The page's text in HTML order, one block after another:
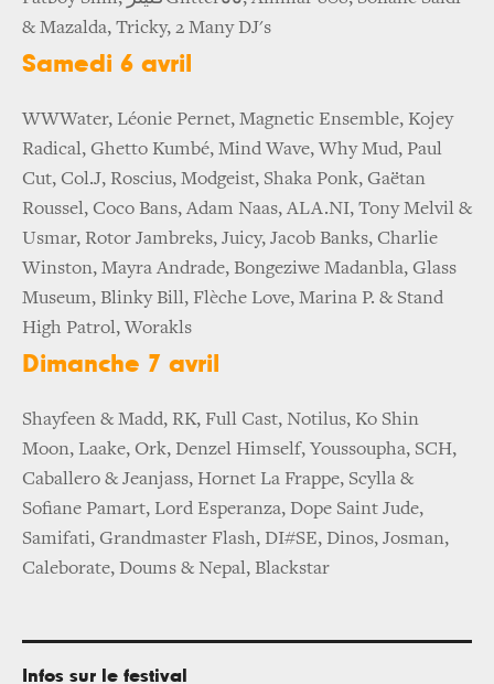
& Mazalda, Tricky, 2 Many DJ's
Samedi 6 avril
WWWater, Léonie Pernet, Magnetic Ensemble, Kojey
Radical, Ghetto Kumbé, Mind Wave, Why Mud, Paul
Cut, Col.J, Roscius, Modgeist, Shaka Ponk, Gaëtan
Roussel, Coco Bans, Adam Naas, ALA.NI, Tony Melvil &
Usmar, Rotor Jambreks, Juicy, Jacob Banks, Charlie
Winston, Mayra Andrade, Bongeziwe Madanbla, Glass
Museum, Blinky Bill, Flèche Love, Marina P. & Stand
High Patrol, Worakls
Dimanche 7 avril
Shayfeen & Madd, RK, Full Cast, Notilus, Ko Shin
Moon, Laake, Ork, Denzel Himself, Youssoupha, SCH,
Caballero & Jeanjass, Hornet La Frappe, Scylla &
Sofiane Pamart, Lord Esperanza, Dope Saint Jude,
Samifati, Grandmaster Flash, DI#SE, Dinos, Josman,
Caleborate, Doums & Nepal, Blackstar
Infos sur le festival